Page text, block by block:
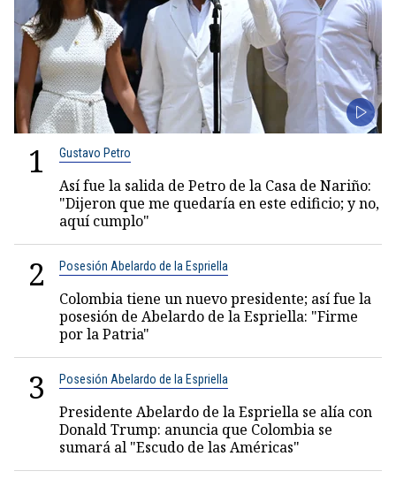
1 Gustavo Petro
Así fue la salida de Petro de la Casa de Nariño:
"Dijeron que me quedaría en este edificio; y no,
aquí cumplo"
2 Posesión Abelardo de la Espriella
Colombia tiene un nuevo presidente; así fue la
posesión de Abelardo de la Espriella: "Firme
por la Patria"
3 Posesión Abelardo de la Espriella
Presidente Abelardo de la Espriella se alía con
Donald Trump: anuncia que Colombia se
sumará al "Escudo de las Américas"